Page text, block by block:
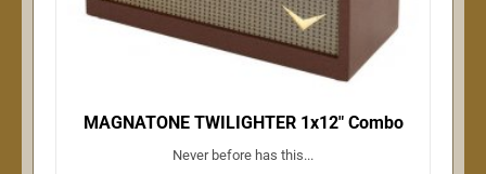
MAGNATONE TWILIGHTER 1x12" Combo
Never before has this...